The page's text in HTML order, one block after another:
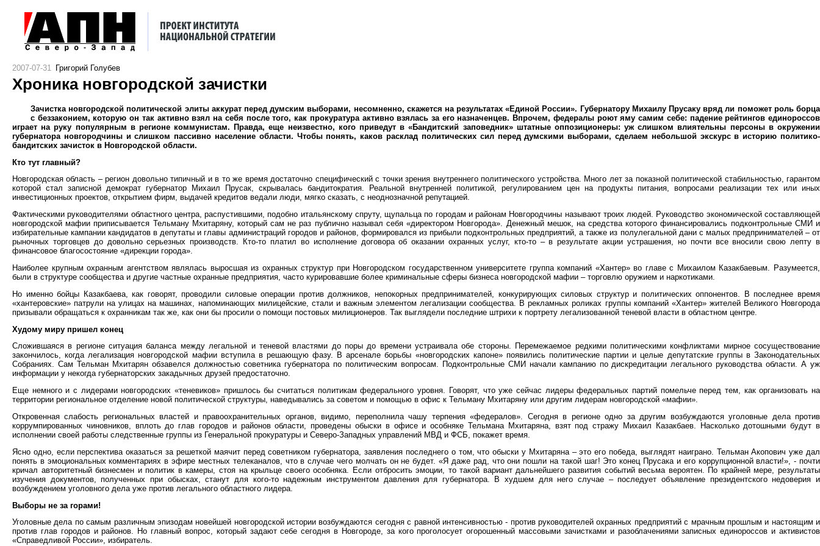
2007-07-31 Григорий Голубев
Хроника новгородской зачистки
Зачистка новгородской политической элиты аккурат перед думским выборами, несомненно, скажется на результатах «Единой России». Губернатору Михаилу Прусаку вряд ли поможет роль борца
с беззаконием, которую он так активно взял на себя после того, как прокуратура активно взялась за его назначенцев. Впрочем, федералы роют яму самим себе: падение рейтингов единороссов
играет на руку популярным в регионе коммунистам. Правда, еще неизвестно, кого приведут в «Бандитский заповедник» штатные оппозиционеры: уж слишком влиятельны персоны в окружении
губернатора новгородчины и слишком пассивно население области. Чтобы понять, каков расклад политических сил перед думскими выборами, сделаем небольшой экскурс в историю политико-
бандитских зачисток в Новгородской области.
Кто тут главный?
Новгородская область – регион довольно типичный и в то же время достаточно специфический с точки зрения внутреннего политического устройства. Много лет за показной политической стабильностью, гарантом
которой стал записной демократ губернатор Михаил Прусак, скрывалась бандитократия. Реальной внутренней политикой, регулированием цен на продукты питания, вопросами реализации тех или иных
инвестиционных проектов, открытием фирм, выдачей кредитов ведали люди, мягко сказать, с неоднозначной репутацией.
Фактическими руководителями областного центра, распустившими, подобно итальянскому спруту, щупальца по городам и районам Новгородчины называют троих людей. Руководство экономической составляющей
новгородской мафии приписывается Тельману Мхитаряну, который сам не раз публично называл себя «директором Новгорода». Денежный мешок, на средства которого финансировались подконтрольные СМИ и
избирательные кампании кандидатов в депутаты и главы администраций городов и районов, формировался из прибыли подконтрольных предприятий, а также из полулегальной дани с малых предпринимателей – от
рыночных торговцев до довольно серьезных производств. Кто-то платил во исполнение договора об оказании охранных услуг, кто-то – в результате акции устрашения, но почти все вносили свою лепту в
финансовое благосостояние «дирекции города».
Наиболее крупным охранным агентством являлась выросшая из охранных структур при Новгородском государственном университете группа компаний «Хантер» во главе с Михаилом Казакбаевым. Разумеется,
были в структуре сообщества и другие частные охранные предприятия, часто курировавшие более криминальные сферы бизнеса новгородской мафии – торговлю оружием и наркотиками.
Но именно бойцы Казакбаева, как говорят, проводили силовые операции против должников, непокорных предпринимателей, конкурирующих силовых структур и политических оппонентов. В последнее время
«хантеровские» патрули на улицах на машинах, напоминающих милицейские, стали и важным элементом легализации сообщества. В рекламных роликах группы компаний «Хантер» жителей Великого Новгорода
призывали обращаться к охранникам так же, как они бы просили о помощи постовых милиционеров. Так выглядели последние штрихи к портрету легализованной теневой власти в областном центре.
Худому миру пришел конец
Сложившаяся в регионе ситуация баланса между легальной и теневой властями до поры до времени устраивала обе стороны. Перемежаемое редкими политическими конфликтами мирное сосуществование
закончилось, когда легализация новгородской мафии вступила в решающую фазу. В арсенале борьбы «новгородских капоне» появились политические партии и целые депутатские группы в Законодательных
Собраниях. Сам Тельман Мхитарян обзавелся должностью советника губернатора по политическим вопросам. Подконтрольные СМИ начали кампанию по дискредитации легального руководства области. А уж
информации у некогда губернаторских закадычных друзей предостаточно.
Еще немного и с лидерами новгородских «теневиков» пришлось бы считаться политикам федерального уровня. Говорят, что уже сейчас лидеры федеральных партий помельче перед тем, как организовать на
территории региональное отделение новой политической структуры, наведывались за советом и помощью в офис к Тельману Мхитаряну или другим лидерам новгородской «мафии».
Откровенная слабость региональных властей и правоохранительных органов, видимо, переполнила чашу терпения «федералов». Сегодня в регионе одно за другим возбуждаются уголовные дела против
коррумпированных чиновников, вплоть до глав городов и районов области, проведены обыски в офисе и особняке Тельмана Мхитаряна, взят под стражу Михаил Казакбаев. Насколько дотошными будут в
исполнении своей работы следственные группы из Генеральной прокуратуры и Северо-Западных управлений МВД и ФСБ, покажет время.
Ясно одно, если перспектива оказаться за решеткой маячит перед советником губернатора, заявления последнего о том, что обыски у Мхитаряна – это его победа, выглядят наиграно. Тельман Акопович уже дал
понять в эмоциональных комментариях в эфире местных телеканалов, что в случае чего молчать он не будет. «Я даже рад, что они пошли на такой шаг! Это конец Прусака и его коррупционной власти!», - почти
кричал авторитетный бизнесмен и политик в камеры, стоя на крыльце своего особняка. Если отбросить эмоции, то такой вариант дальнейшего развития событий весьма вероятен. По крайней мере, результаты
изучения документов, полученных при обысках, станут для кого-то надежным инструментом давления для губернатора. В худшем для него случае – последует объявление президентского недоверия и
возбуждением уголовного дела уже против легального областного лидера.
Выборы не за горами!
Уголовные дела по самым различным эпизодам новейшей новгородской истории возбуждаются сегодня с равной интенсивностью - против руководителей охранных предприятий с мрачным прошлым и настоящим и
против глав городов и районов. Но главный вопрос, который задают себе сегодня в Новгороде, за кого проголосует огорошенный массовыми зачистками и разоблачениями записных единороссов и активистов
«Справедливой России», избиратель.